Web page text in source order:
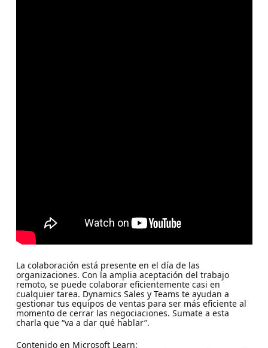
La colaboración está presente en el día de las
organizaciones. Con la amplia aceptación del trabajo
remoto, se puede colaborar eficientemente casi en
cualquier tarea. Dynamics Sales y Teams te ayudan a
gestionar tus equipos de ventas para ser más eficiente al
momento de cerrar las negociaciones. Sumate a esta
charla que “va a dar qué hablar”.
Contenido en Microsoft Learn: